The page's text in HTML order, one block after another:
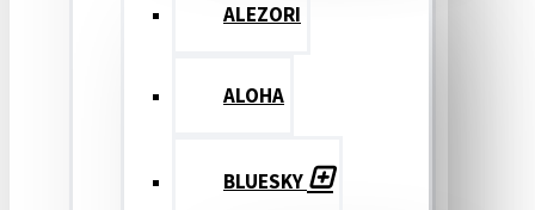
ALEZORI
ALOHA
BLUESKY